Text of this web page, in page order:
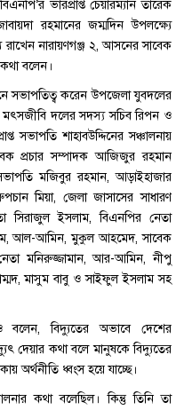
ভারপ্রাপ্ত চেয়ারম্যান তারেক
রহমানের জম্মদিন উপলক্ষ্যে
রাখেন নারায়ণগঞ্জ ২, আসনের সাবেক
বলেন।
সভাপতিত্ব করেন উপজেলা যুবদলের
দলের সদস্য সচিব রিপন ও
সভাপতি শাহাবউদ্দিনের সঞ্চালনায়
প্রচার সম্পাদক আজিজুর রহমান
মজিবুর রহমান, আড়াইহাজার
মিয়া, জেলা জাসাসের সাধারণ
সিরাজুল ইসলাম, বিএনপির নেতা
আল-আমিন, মুকুল আহমেদ, সাবেক
মনিরুজ্জামান, আর-আমিন, নীপু
মাসুম বাবু ও সাইফুল ইসলাম সহ
বিদ্যুতের অভাবে দেশের
দেয়ার কথা বলে মানুষকে বিদ্যুতের
অর্থনীতি ধ্বংস হয়ে যাচ্ছে।
কথা বলেছিল। কিন্তু তিনি তা